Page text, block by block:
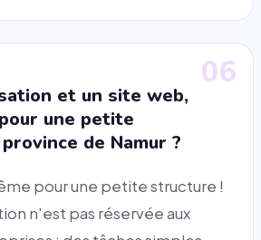
06
et un site web,
une petite
de Namur ?
pour une petite structure !
n'est pas réservée aux